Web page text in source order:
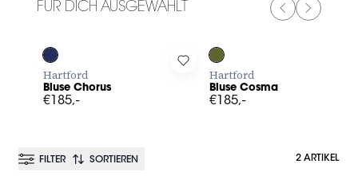
FÜR DICH AUSGEWÄHLT PREVIOUS
NEXT
Log in to add Bluse Chorus to your wishlist
Hartford
Bluse Chorus
€185,-
Log in to add Bluse Cosma
Hartford
Bluse Cosma
€185,-
FILTER SORTIEREN 2 ARTIKEL